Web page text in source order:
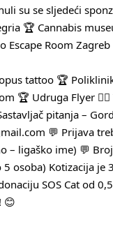
su se sljedeći
🏆 Cannabis
Escape Room
tattoo 🏆
🏆 Udruga Flyer
pitanja –
💬 Prijava
– ligaško ime) 💬
osoba) Kotizacija je
SOS Cat od
😊